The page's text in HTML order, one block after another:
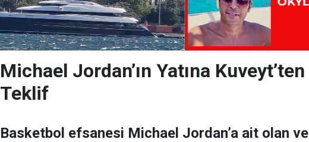
Michael Jordan’ın Yatına Kuveyt’ten
Teklif
Basketbol efsanesi Michael Jordan’a ait olan ve